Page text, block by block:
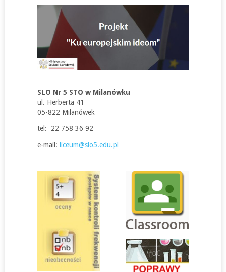
SLO Nr 5 STO w Milanówku
ul. Herberta 41
05-822 Milanówek
tel: 22 758 36 92
e-mail: liceum@slo5.edu.pl